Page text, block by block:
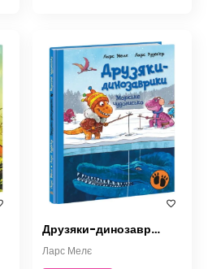
Друзяки-динозаврики. Морське чудовисько
Ларс Мелє